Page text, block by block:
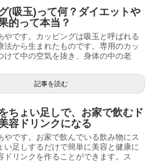
(吸玉)って何？ダイエットや
的って本当？
やです。カッピングは吸玉と呼ばれる
法から生まれたものです。専用のカッ
けて中の空気を抜き、身体の中の老
記事を読む
ちょい足しで、お家で飲むド
容ドリンクになる
やです。お家で飲んでいる飲み物にス
い足しするだけで簡単に美容と健康に
ドリンクを作ることができます。ス